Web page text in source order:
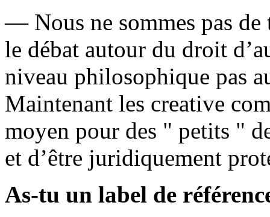
— Nous ne sommes pas de
le débat autour du droit
niveau philosophique pas
Maintenant les creative
moyen pour des " petits "
et d’être juridiquement
As-tu un label de